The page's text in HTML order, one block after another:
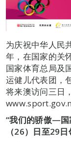
为庆祝中华人民
年，在国家的关
国家体育总局及
运健儿代表团，
将来澳访问三日
“我们的骄傲—
（26）日至29